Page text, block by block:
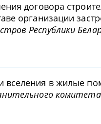
договора
организации
Республики
вселения в жилые